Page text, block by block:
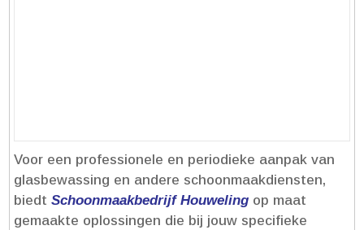
Voor een professionele en periodieke aanpak van
glasbewassing en andere schoonmaakdiensten,
biedtSchoonmaakbedrijf Houweling op maat
gemaakte oplossingen die bij jouw specifieke